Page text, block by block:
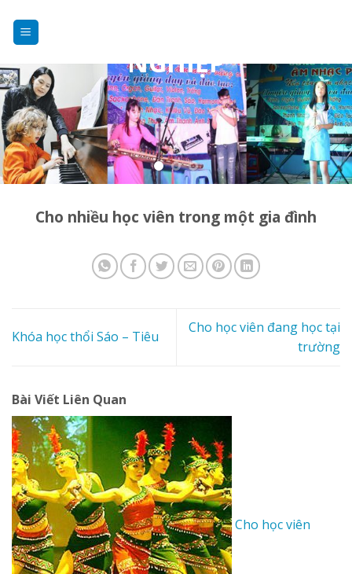
content
NGHIỆP
Cho nhiều học viên trong một gia đình
Khóa học thổi Sáo – Tiêu
Cho học viên đang học tại
trường
Bài Viết Liên Quan
Cho học viên